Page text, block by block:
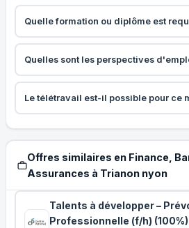
Quelle formation ou diplôme est
Quelles sont les perspectives
Le télétravail est-il possible pour ce
Offres similaires en Finance,
Assurances à Trianon nyon
Talents à développer –
Professionnelle (f/h) (100%)